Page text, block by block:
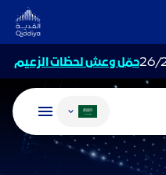
حمّل وعش لحظات الزعيم
تغيير اللغة